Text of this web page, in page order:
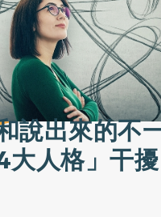
說出來的不
大人格」干